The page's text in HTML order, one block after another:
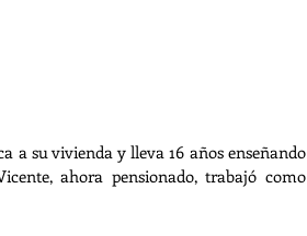
a su vivienda y lleva 16 años enseñando
ahora pensionado, trabajó como